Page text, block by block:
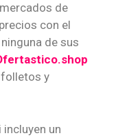
de
con el
de sus
y
un